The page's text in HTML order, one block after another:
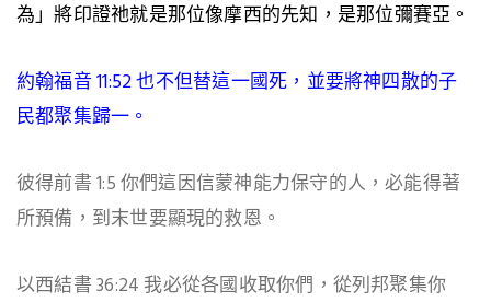
為」將印證祂就是那位像摩西的先知，是那位彌賽亞。
約翰福音 11:52 也不但替這一國死，並要將神四散的子
民都聚集歸一。
彼得前書 1:5 你們這因信蒙神能力保守的人，必能得著
所預備，到末世要顯現的救恩。
以西結書 36:24 我必從各國收取你們，從列邦聚集你